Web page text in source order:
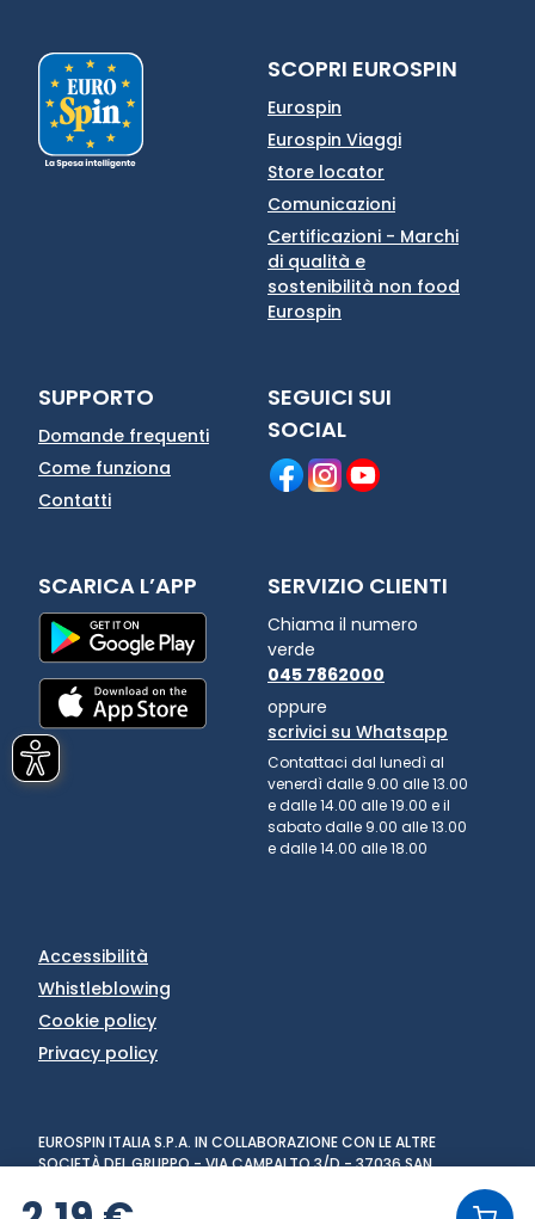
SCOPRI EUROSPIN
Eurospin
Eurospin Viaggi
Store locator
Comunicazioni
Certificazioni - Marchi
di qualità e
sostenibilità non food
Eurospin
SUPPORTO
Domande frequenti
Come funziona
Contatti
SEGUICI SUI
SOCIAL
SCARICA L’APP SERVIZIO CLIENTI
Chiama il numero
verde
045 7862000
oppure
scrivici su Whatsapp
Contattaci dal lunedì al
venerdì dalle 9.00 alle 13.00
e dalle 14.00 alle 19.00 e il
sabato dalle 9.00 alle 13.00
e dalle 14.00 alle 18.00
Accessibilità
Whistleblowing
Cookie policy
Privacy policy
EUROSPIN ITALIA S.P.A. IN COLLABORAZIONE CON LE ALTRE
SOCIETÀ DEL GRUPPO - VIA CAMPALTO 3/D - 37036 SAN
MARTINO BUON ALBERGO (VR) - FAX +39 045 8782333 - PARTITA
IVA 02536510239